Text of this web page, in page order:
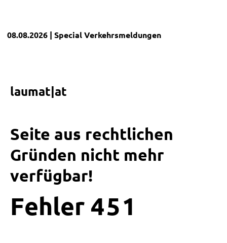
08.08.2026 | SpecialVerkehrsmeldungen
laumat|at
Seite aus rechtlichen
Gründen nicht mehr
verfügbar!
Fehler 4 5 1